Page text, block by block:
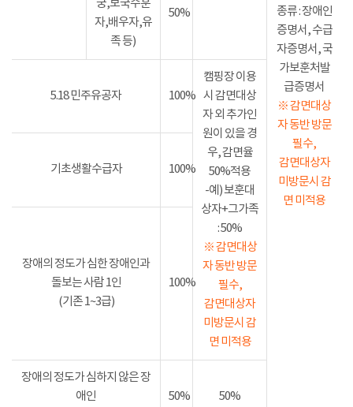
종류 : 장애인
증명서, 수급
자증명서, 국
가보훈처발
급증명서
※ 감면대상
자 동반 방문
필수,
감면대상자
미방문시 감
면 미적용
궁,보국수훈
자,배우자,유
족 등)
50%
5.18 민주유공자 100%
캠핑장 이용
시 감면대상
자 외 추가인
원이 있을 경
우, 감면율
50%적용
-예) 보훈대
상자+그가족
: 50%
※ 감면대상
자 동반 방문
필수,
감면대상자
미방문시 감
면 미적용
기초생활수급자 100%
장애의 정도가 심한 장애인과
돌보는 사람 1인
(기존 1~3급)
100%
장애의 정도가 심하지 않은 장
애인
50% 50%